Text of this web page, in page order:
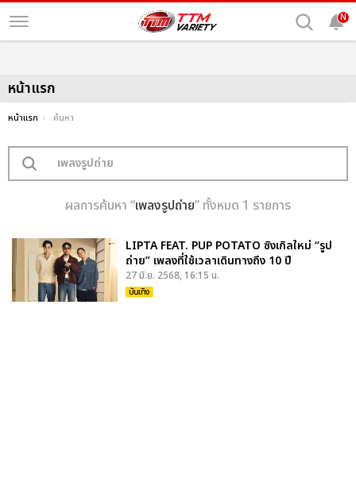
N
หน้าแรก
หน้าแรก ค้นหา
ผลการค้นหา “เพลงรูปถ่าย” ทั้งหมด 1 รายการ
LIPTA FEAT. PUP POTATO ซิงเกิลใหม่ “รูป
ถ่าย” เพลงที่ใช้เวลาเดินทางถึง 10 ปี
27 มิ.ย. 2568, 16:15 น.
บันเทิง